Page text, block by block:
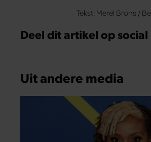
Tekst: Merel Brons /
Deel dit artikel op
Uit andere media